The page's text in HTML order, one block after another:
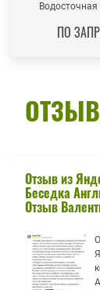
Водосточная
ПО
Отзыв из
Беседка
Отзыв